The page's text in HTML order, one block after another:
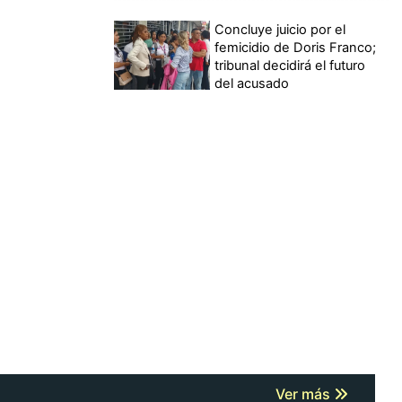
Concluye juicio por el
femicidio de Doris Franco;
tribunal decidirá el futuro
del acusado
Ver más